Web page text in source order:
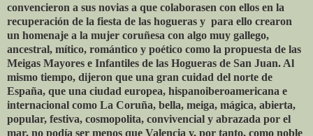
convencieron a sus novias a que colaborasen con ellos en la
recuperación de la fiesta de las hogueras y para ello crearon
un homenaje a la mujer coruñesa con algo muy gallego,
ancestral, mítico, romántico y poético como la propuesta de las
Meigas Mayores e Infantiles de las Hogueras de San Juan. Al
mismo tiempo, dijeron que una gran cuidad del norte de
España, que una ciudad europea, hispanoiberoamericana e
internacional como La Coruña, bella, meiga, mágica, abierta,
popular, festiva, cosmopolita, convivencial y abrazada por el
mar, no podía ser menos que Valencia y, por tanto, como noble